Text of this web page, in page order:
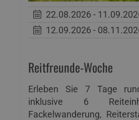
22.08.2026 -
12.09.2026 -
Reitfreunde-Woche
Erleben Sie 7 Tage
inklusive 6
Fackelwanderung,